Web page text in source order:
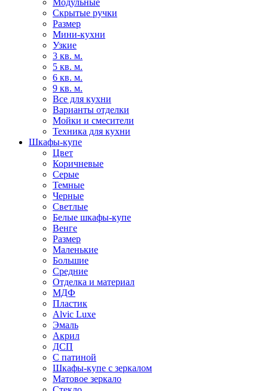
Модульные
Скрытые ручки
Размер
Мини-кухни
Узкие
3 кв. м.
5 кв. м.
6 кв. м.
9 кв. м.
Все для кухни
Варианты отделки
Мойки и смесители
Техника для кухни
Шкафы-купе
Цвет
Коричневые
Серые
Темные
Черные
Светлые
Белые шкафы-купе
Венге
Размер
Маленькие
Большие
Средние
Отделка и материал
МДФ
Пластик
Alvic Luxe
Эмаль
Акрил
ДСП
С патиной
Шкафы-купе с зеркалом
Матовое зеркало